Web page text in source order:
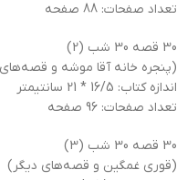
تعداد صفحات: 88 صفحه
30 قصه 30 شب (2)
(پنجره خانه آقا موشه و
اندازه کتاب: 16/5 * 21 سانتیمتر
تعداد صفحات: 96 صفحه
30 قصه 30 شب (3)
(قوری غمگین و قصه‌های دیگر)